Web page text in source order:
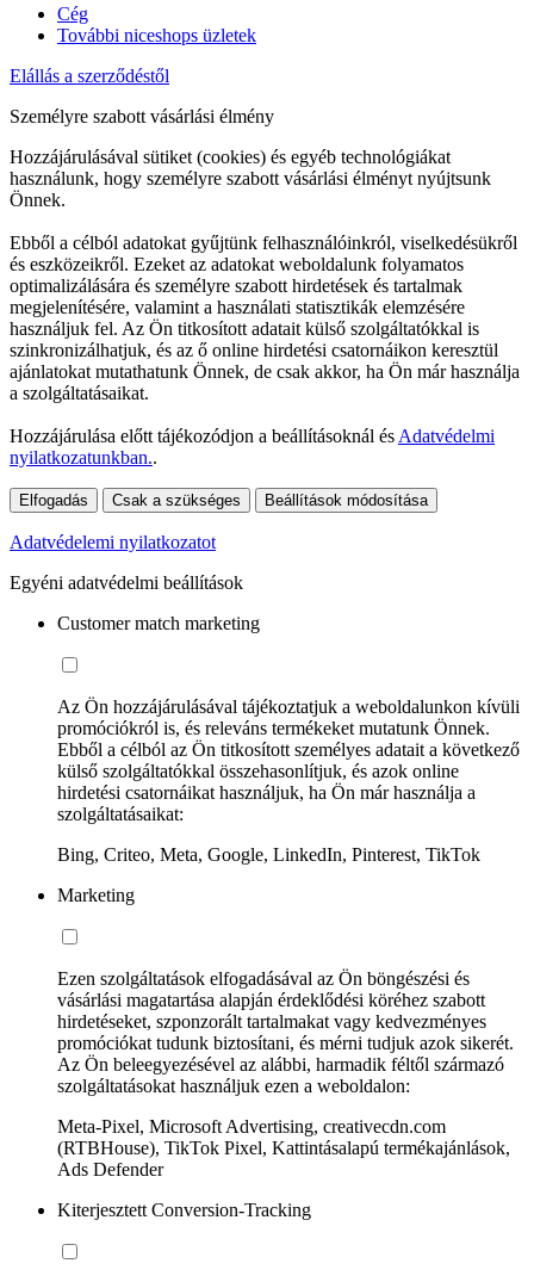
Cég
További niceshops üzletek
Elállás a szerződéstől
Személyre szabott vásárlási élmény
Hozzájárulásával sütiket (cookies) és egyéb technológiákat
használunk, hogy személyre szabott vásárlási élményt nyújtsunk
Önnek.
Ebből a célból adatokat gyűjtünk felhasználóinkról, viselkedésükről
és eszközeikről. Ezeket az adatokat weboldalunk folyamatos
optimalizálására és személyre szabott hirdetések és tartalmak
megjelenítésére, valamint a használati statisztikák elemzésére
használjuk fel. Az Ön titkosított adatait külső szolgáltatókkal is
szinkronizálhatjuk, és az ő online hirdetési csatornáikon keresztül
ajánlatokat mutathatunk Önnek, de csak akkor, ha Ön már használja
a szolgáltatásaikat.
Hozzájárulása előtt tájékozódjon a beállításoknál és Adatvédelmi
nyilatkozatunkban..
Elfogadás Csak a szükséges Beállítások módosítása
Adatvédelemi nyilatkozatot
Egyéni adatvédelmi beállítások
Customer match marketing
Az Ön hozzájárulásával tájékoztatjuk a weboldalunkon kívüli
promóciókról is, és releváns termékeket mutatunk Önnek.
Ebből a célból az Ön titkosított személyes adatait a következő
külső szolgáltatókkal összehasonlítjuk, és azok online
hirdetési csatornáikat használjuk, ha Ön már használja a
szolgáltatásaikat:
Bing, Criteo, Meta, Google, LinkedIn, Pinterest, TikTok
Marketing
Ezen szolgáltatások elfogadásával az Ön böngészési és
vásárlási magatartása alapján érdeklődési köréhez szabott
hirdetéseket, szponzorált tartalmakat vagy kedvezményes
promóciókat tudunk biztosítani, és mérni tudjuk azok sikerét.
Az Ön beleegyezésével az alábbi, harmadik féltől származó
szolgáltatásokat használjuk ezen a weboldalon:
Meta-Pixel, Microsoft Advertising, creativecdn.com
(RTBHouse), TikTok Pixel, Kattintásalapú termékajánlások,
Ads Defender
Kiterjesztett Conversion-Tracking